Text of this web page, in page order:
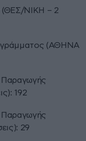
(ΘΕΣ/ΝΙΚΗ – 2
(ΑΘΗΝΑ
192
29